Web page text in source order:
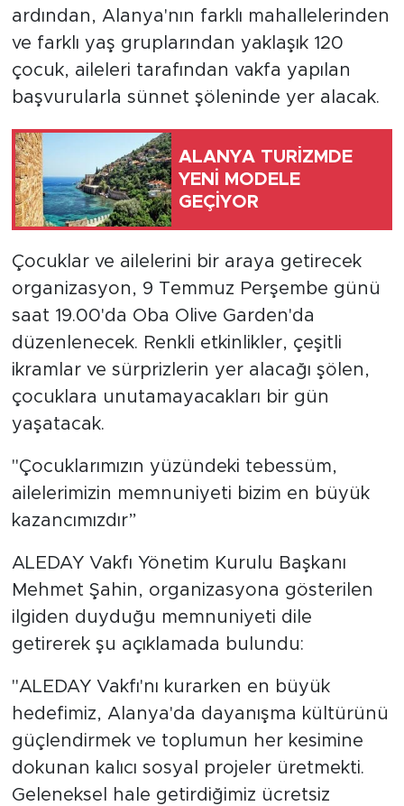
ardından, Alanya'nın farklı mahallelerinden
ve farklı yaş gruplarından yaklaşık 120
çocuk, aileleri tarafından vakfa yapılan
başvurularla sünnet şöleninde yer alacak.
ALANYA TURİZMDE
YENİ MODELE
GEÇİYOR
Çocuklar ve ailelerini bir araya getirecek
organizasyon, 9 Temmuz Perşembe günü
saat 19.00'da Oba Olive Garden'da
düzenlenecek. Renkli etkinlikler, çeşitli
ikramlar ve sürprizlerin yer alacağı şölen,
çocuklara unutamayacakları bir gün
yaşatacak.
"Çocuklarımızın yüzündeki tebessüm,
ailelerimizin memnuniyeti bizim en büyük
kazancımızdır”
ALEDAY Vakfı Yönetim Kurulu Başkanı
Mehmet Şahin, organizasyona gösterilen
ilgiden duyduğu memnuniyeti dile
getirerek şu açıklamada bulundu:
"ALEDAY Vakfı'nı kurarken en büyük
hedefimiz, Alanya'da dayanışma kültürünü
güçlendirmek ve toplumun her kesimine
dokunan kalıcı sosyal projeler üretmekti.
Geleneksel hale getirdiğimiz ücretsiz
Turizm
Türkiye